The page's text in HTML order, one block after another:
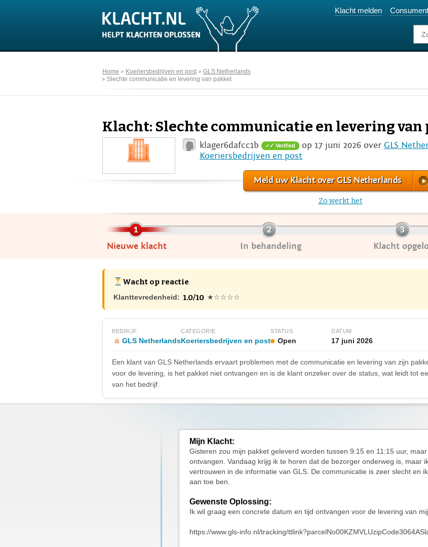
Klacht melden
Home Koeriersbedrijven en post
GLS Netherlands
Slechte communicatie en levering van pakket
Klacht: Slechte communicatie en levering van
klager6dafcc1b ✓ Verified op 17 juni 2026 over GLS
Koeriersbedrijven en post
Meld uw Klacht over GLS Netherlands
Zo werkt het
Nieuwe klacht In behandeling Klacht
Wacht op reactie
Klanttevredenheid: 1.0/10 ★☆☆☆☆
BEDRIJF
GLS Netherlands
CATEGORIE
Koeriersbedrijven en post
STATUS
Open
DATUM
17 juni 2026
Een klant van GLS Netherlands ervaart problemen met de communicatie en levering van zijn
voor de levering, is het pakket niet ontvangen en is de klant onzeker over de status, wat leidt tot
van het bedrijf.
Mijn Klacht:
Gisteren zou mijn pakket geleverd worden tussen 9:15 en 11:15 uur,
ontvangen. Vandaag krijg ik te horen dat de bezorger onderweg is, maar
vertrouwen in de informatie van GLS. De communicatie is zeer slecht en
aan toe ben.
Gewenste Oplossing:
Ik wil graag een concrete datum en tijd ontvangen voor de levering van
https://www.gls-info.nl/tracking/